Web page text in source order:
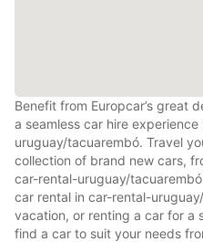
Benefit from Europcar’s great
a seamless car hire
uruguay/tacuarembó. Travel
collection of brand new cars,
car-rental-uruguay/
car rental in car-rental-
vacation, or renting a car for a
find a car to suit your needs